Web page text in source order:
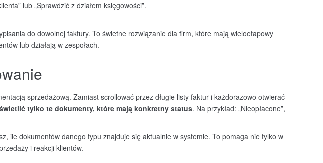
” lub „Sprawdzić z działem księgowości”.
do dowolnej faktury. To świetne rozwiązanie dla firm, które mają wieloetapowy
lub działają w zespołach.
sprzedażową. Zamiast scrollować przez długie listy faktur i każdorazowo otwierać
tylko te dokumenty, które mają konkretny status. Na przykład: „Nieopłacone”,
ile dokumentów danego typu znajduje się aktualnie w systemie. To pomaga nie tylko w
i reakcji klientów.